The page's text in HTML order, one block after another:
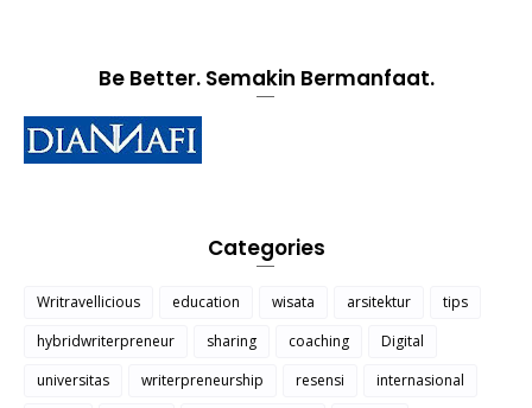
Be Better. Semakin Bermanfaat.
Categories
Writravellicious education wisata arsitektur
tips
hybridwriterpreneur
sharing coaching
Digital
universitas
writerpreneurship resensi
internasional